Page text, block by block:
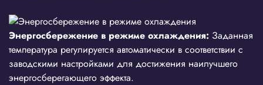
Энергосбережение в режиме охлаждения: Заданная
температура регулируется автоматически в соответствии с
заводскими настройками для достижения наилучшего
энергосберегающего эффекта.